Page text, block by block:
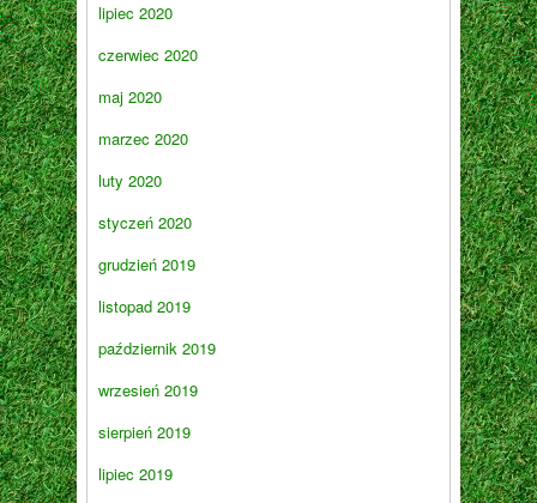
lipiec 2020
czerwiec 2020
maj 2020
marzec 2020
luty 2020
styczeń 2020
grudzień 2019
listopad 2019
październik 2019
wrzesień 2019
sierpień 2019
lipiec 2019